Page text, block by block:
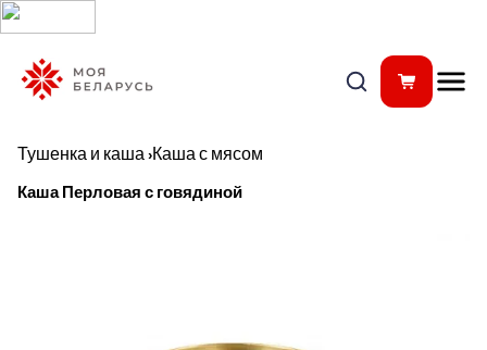
Тушенка и каша›Каша с мясом
Каша Перловая с говядиной